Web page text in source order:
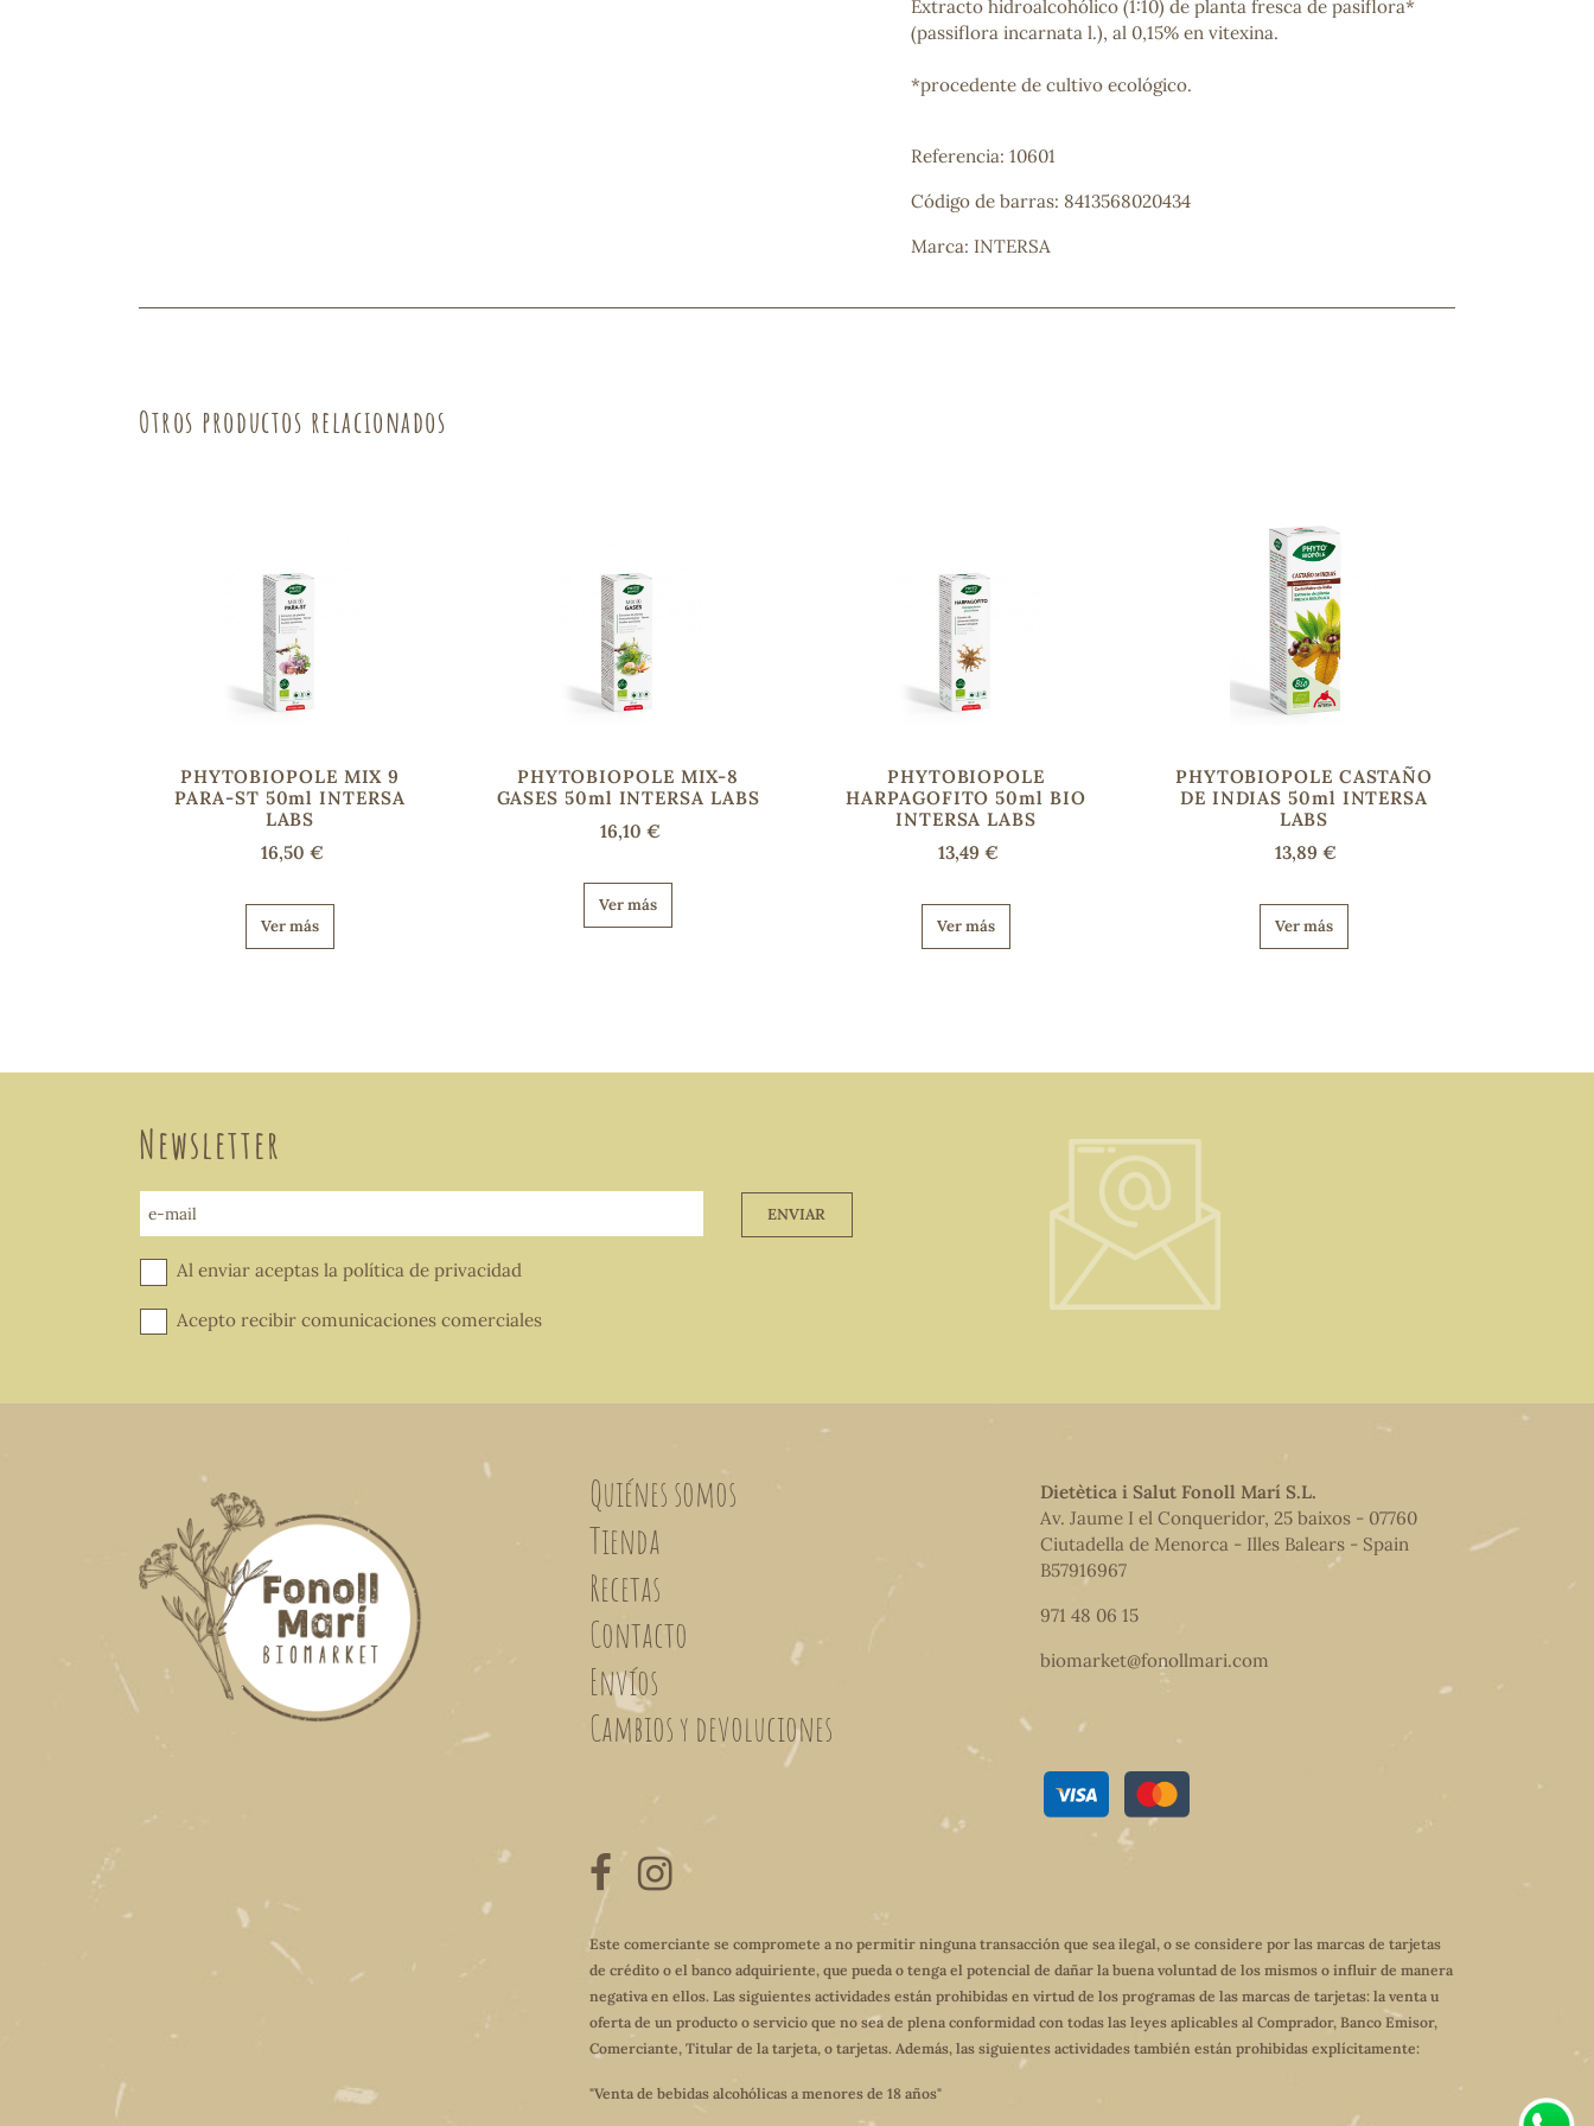
contáctanosy lo encontraremos
Extracto hidroalcohólico (1:10) de planta fresca de pasiflora*
(passiflora incarnata l.), al 0,15% en vitexina.
*procedente de cultivo ecológico.
Referencia: 10601
Código de barras: 8413568020434
Marca: INTERSA
Otros productos relacionados
PHYTOBIOPOLE MIX 9
PARA-ST 50ml INTERSA
LABS
16,50 €
Ver más
PHYTOBIOPOLE MIX-8
GASES 50ml INTERSA LABS
16,10 €
Ver más
PHYTOBIOPOLE
HARPAGOFITO 50ml BIO
INTERSA LABS
13,49 €
Ver más
PHYTOBIOPOLE CASTAÑO
DE INDIAS 50ml INTERSA
LABS
13,89 €
Ver más
Newsletter
e-mail ENVIAR
Al enviar aceptas la política de privacidad
Acepto recibir comunicaciones comerciales
Quiénes somos
Tienda
Recetas
Contacto
Envíos
Cambios y devoluciones
Dietètica i Salut Fonoll Marí S.L.
Av. Jaume I el Conqueridor, 25 baixos - 07760
Ciutadella de Menorca - Illes Balears - Spain
B57916967
971 48 06 15
biomarket@fonollmari.com
Este comerciante se compromete a no permitir ninguna transacción que sea ilegal, o se considere por las marcas de tarjetas
de crédito o el banco adquiriente, que pueda o tenga el potencial de dañar la buena voluntad de los mismos o influir de manera
negativa en ellos. Las siguientes actividades están prohibidas en virtud de los programas de las marcas de tarjetas: la venta u
oferta de un producto o servicio que no sea de plena conformidad con todas las leyes aplicables al Comprador, Banco Emisor,
Comerciante, Titular de la tarjeta, o tarjetas. Además, las siguientes actividades también están prohibidas explícitamente:
"Venta de bebidas alcohólicas a menores de 18 años"